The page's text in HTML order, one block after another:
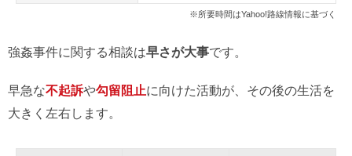
※所要時間はYahoo!路線情報に基づく
強姦事件に関する相談は早さが大事です。
早急な不起訴や勾留阻止に向けた活動が、その後の生活を
大きく左右します。